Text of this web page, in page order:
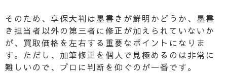
そのため、享保大判は墨書きが鮮明かどうか、墨書
き担当者以外の第三者に修正が加えられていないか
が、買取価格を左右する重要なポイントになりま
す。ただし、加筆修正を個人で見極めるのは非常に
難しいので、プロに判断を仰ぐのが一番です。